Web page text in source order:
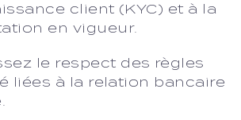
client (KYC) et à la
en vigueur.
le respect des règles
liées à la relation bancaire